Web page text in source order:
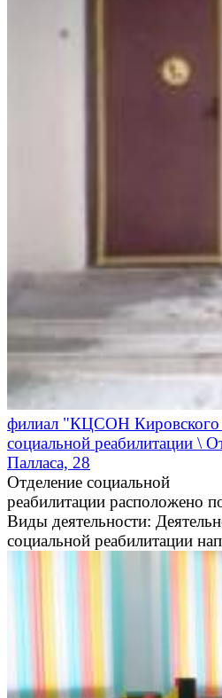
филиал "КЦСОН Кировского
социальной реабилитации \
Палласа, 28
Отделение социальной
реабилитации расположено
Виды деятельности:
социальной реабилитации